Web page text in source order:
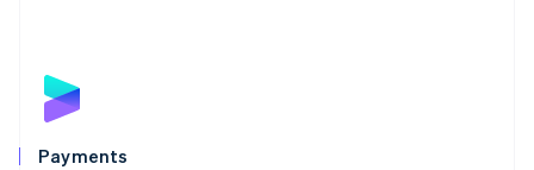
Payments
Polen
English
Português